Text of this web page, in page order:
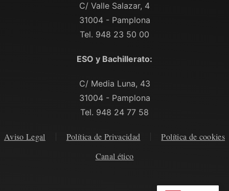
C/ Valle Salazar, 4
31004 - Pamplona
Tel. 948 23 50 00
ESO y Bachillerato:
C/ Media Luna, 43
31004 - Pamplona
Tel. 948 24 77 58
Aviso Legal Política de Privacidad
Política de cookies
Canal ético